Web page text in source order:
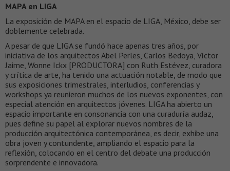
MAPA en LIGA
La exposición de MAPA en el espacio de LIGA, México, debe ser
doblemente celebrada.
A pesar de que LIGA se fundó hace apenas tres años, por
iniciativa de los arquitectos Abel Perles, Carlos Bedoya, Víctor
Jaime, Wonne Ickx [PRODUCTORA] con Ruth Estévez, curadora
y crítica de arte, ha tenido una actuación notable, de modo que
sus exposiciones trimestrales, interludios, conferencias y
workshops ya reunieron muchos de los nuevos exponentes, con
especial atención en arquitectos jóvenes. LIGA ha abierto un
espacio importante en consonancia con una curaduría audaz,
pues define su papel al explorar nuevos nombres de la
producción arquitectónica contemporánea, es decir, exhibe una
obra joven y contundente, ampliando el espacio para la
reflexión, colocando en el centro del debate una producción
sorprendente e innovadora.